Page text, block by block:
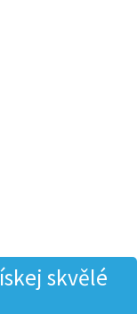
skvělé